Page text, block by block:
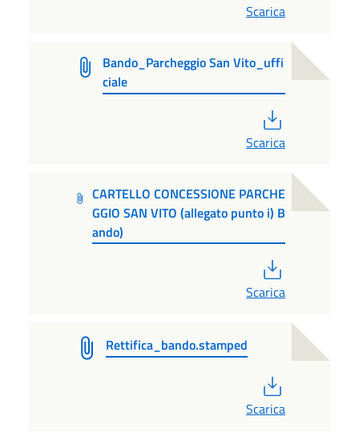
Scarica
Bando_Parcheggio San Vito_uffi
ciale
Scarica
CARTELLO CONCESSIONE PARCHE
GGIO SAN VITO (allegato punto i) B
ando)
Scarica
Rettifica_bando.stamped
Scarica